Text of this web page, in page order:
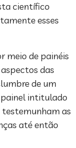
científico
esses
meio de painéis
das
de um
intitulado
testemunham as
até então